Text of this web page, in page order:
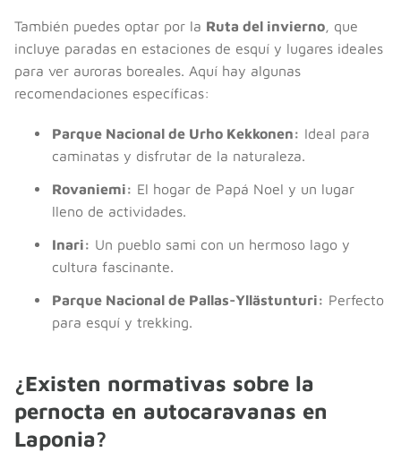
También puedes optar por la Ruta del invierno, que
incluye paradas en estaciones de esquí y lugares ideales
para ver auroras boreales. Aquí hay algunas
recomendaciones específicas:
Parque Nacional de Urho Kekkonen: Ideal para
caminatas y disfrutar de la naturaleza.
Rovaniemi: El hogar de Papá Noel y un lugar
lleno de actividades.
Inari: Un pueblo sami con un hermoso lago y
cultura fascinante.
Parque Nacional de Pallas-Yllästunturi: Perfecto
para esquí y trekking.
¿Existen normativas sobre la
pernocta en autocaravanas en
Laponia?